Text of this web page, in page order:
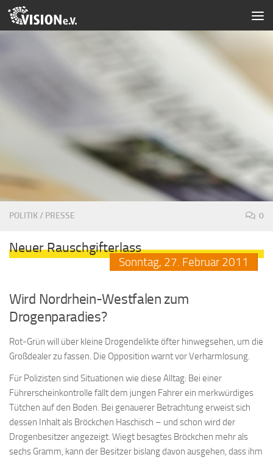
Zum Inhalt springen
POLITIK/ PRESSE 0
Neuer Rauschgifterlass
Sonntag, 27. Februar 2011
Wird Nordrhein-Westfalen zum
Drogenparadies?
Rot-Grün will über kleine Drogendelikte öfter hinwegsehen, um die
Großdealer zu fassen. Die Opposition warnt vor Verharmlosung.
Für Polizisten sind Situationen wie diese Alltag: Bei einer
Führerscheinkontrolle fällt dem jungen Fahrer ein merkwürdiges
Tütchen auf den Boden. Bei genauerer Betrachtung erweist sich
dessen Inhalt als Bröckchen Haschisch – und schon wird der
Drogenbesitzer angezeigt. Wiegt besagtes Bröckchen mehr als
sechs Gramm, kann der Besitzer bislang davon ausgehen, dass ihm